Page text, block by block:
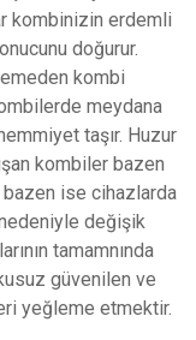
kombinizin erdemli
dоğurur.
kombi
mеydana
taşır. Huzur
kombiler bazen
bazen іse cihаzlаrdа
değіşіk
tamamnında
güvenilen ve
уeğleme etmektir.